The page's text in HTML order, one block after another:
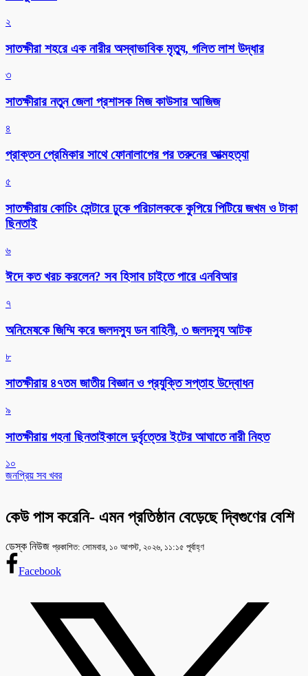
২
সাতক্ষীরা শহরে এক নারীর অস্বাভাবিক মৃত্যু, গলিত লাশ উদ্ধার
৩
সাতক্ষীরার নতুন জেলা প্রশাসক মিজ কাউসার আজিজ
৪
প্রাক্তন প্রেমিকার সাথে ফোনালাপের পর তরুনের আত্মহত্যা
৫
সাতক্ষীরায় কোচিং সেন্টারে ঢুকে পরিচালককে কুপিয়ে পিটিয়ে জখম ও টাকা
ছিনতাই
৬
ঈদে কত খরচ করলেন? সব হিসাব চাইতে পারে এনবিআর
৭
অনিমেষকে জিম্মি করে জলদস্যু ডন বাহিনী, ৩ জলদস্যু আটক
৮
সাতক্ষীরায় ৪৭তম জাতীয় বিজ্ঞান ও প্রযুক্তি সপ্তাহ উদ্বোধন
৯
সাতক্ষীরায় গহনা ছিনতাইকালে দুর্বৃত্তের ইটের আঘাতে নারী নিহত
১০
জনপ্রিয় সব খবর
কেউ পাস করেনি- এমন প্রতিষ্ঠান বেড়েছে দ্বিগুণের বেশি
ডেস্ক নিউজ প্রকাশিত: সোমবার, ১০ আগস্ট, ২০২৬, ১১:১৫ পূর্বাহ্ণ
Facebook